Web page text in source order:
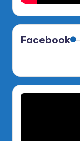
Facebook